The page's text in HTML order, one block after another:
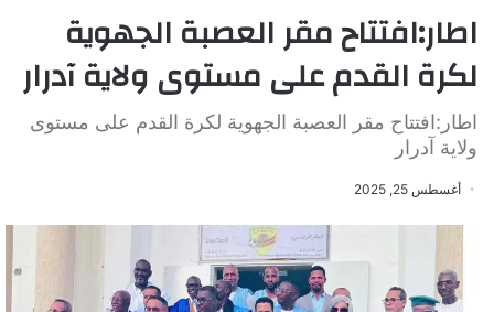
اطار:افتتاح مقر العصبة الجهوية
لكرة القدم على مستوى ولاية آدرار
اطار:افتتاح مقر العصبة الجهوية لكرة القدم على مستوى
ولاية آدرار
أغسطس 25, 2025